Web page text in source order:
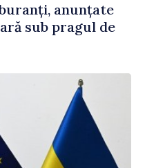
anunțate
sub pragul de